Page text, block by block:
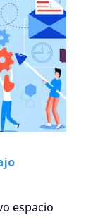
espacio